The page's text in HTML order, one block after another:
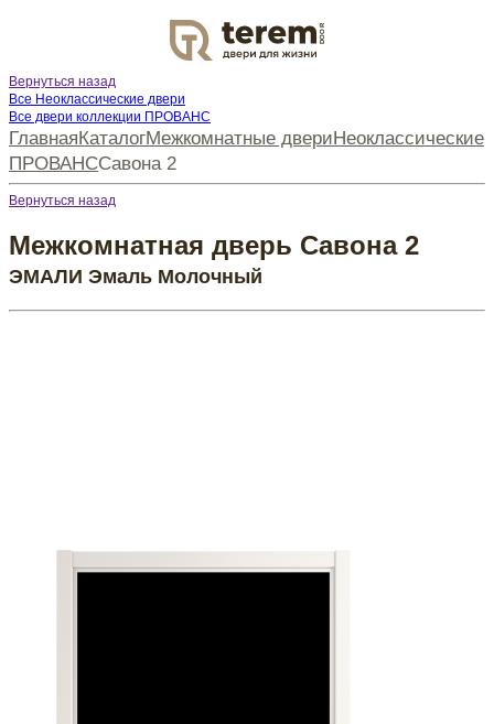
DOOR
Вернуться назад
Все Неоклассические двери
Все двери коллекции ПРОВАНС
Главная КаталогМежкомнатные двери Неоклассические
ПРОВАНССавона 2
Вернуться назад
Межкомнатная дверь Савона 2
ЭМАЛИ Эмаль Молочный